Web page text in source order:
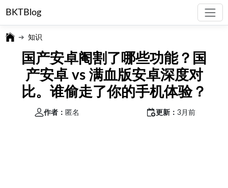
BKTBlog
知识
国产安卓阉割了哪些功能？国
产安卓 vs 满血版安卓深度对
比。谁偷走了你的手机体验？
作者： 匿名 更新：3月前